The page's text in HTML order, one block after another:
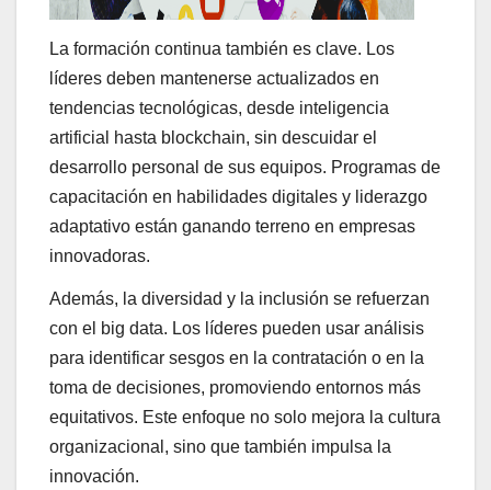
La formación continua también es clave. Los
líderes deben mantenerse actualizados en
tendencias tecnológicas, desde inteligencia
artificial hasta blockchain, sin descuidar el
desarrollo personal de sus equipos. Programas de
capacitación en habilidades digitales y liderazgo
adaptativo están ganando terreno en empresas
innovadoras.
Además, la diversidad y la inclusión se refuerzan
con el big data. Los líderes pueden usar análisis
para identificar sesgos en la contratación o en la
toma de decisiones, promoviendo entornos más
equitativos. Este enfoque no solo mejora la cultura
organizacional, sino que también impulsa la
innovación.